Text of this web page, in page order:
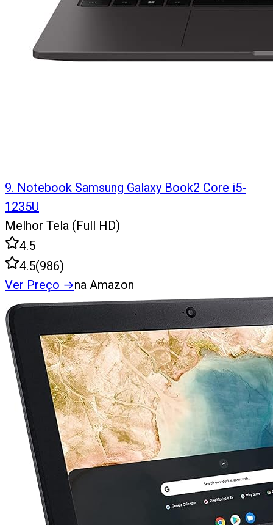
9. Notebook Samsung Galaxy Book2 Core i5-
1235U
Melhor Tela (Full HD)
4.5
4.5(986)
Ver Preço →na Amazon